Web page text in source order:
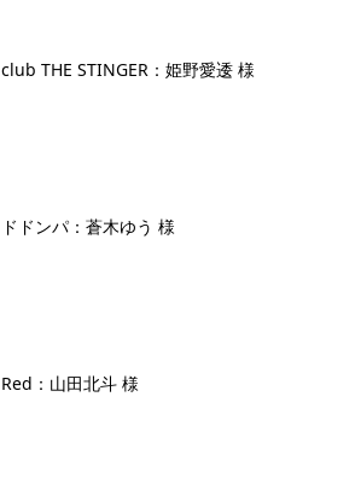
club THE STINGER：姫野愛逶 様
ドドンパ：蒼木ゆう 様
Red：山田北斗 様